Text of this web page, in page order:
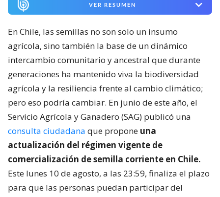
VER RESUMEN
En Chile, las semillas no son solo un insumo
agrícola, sino también la base de un dinámico
intercambio comunitario y ancestral que durante
generaciones ha mantenido viva la biodiversidad
agrícola y la resiliencia frente al cambio climático;
pero eso podría cambiar. En junio de este año, el
Servicio Agrícola y Ganadero (SAG) publicó una
consulta ciudadana que propone una
actualización del régimen vigente de
comercialización de semilla corriente en Chile.
Este lunes 10 de agosto, a las 23:59, finaliza el plazo
para que las personas puedan participar del